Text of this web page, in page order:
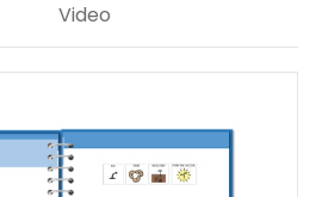
Video